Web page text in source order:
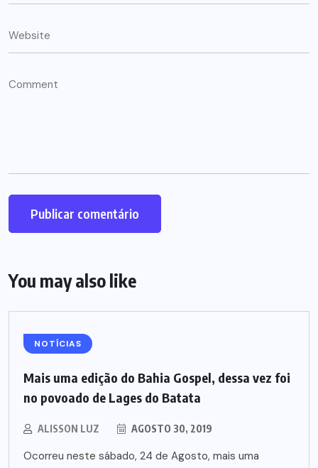
You may also like
NOTÍCIAS
Mais uma edição do Bahia Gospel, dessa vez foi
no povoado de Lages do Batata
ALISSON LUZ AGOSTO 30, 2019
Ocorreu neste sábado, 24 de Agosto, mais uma